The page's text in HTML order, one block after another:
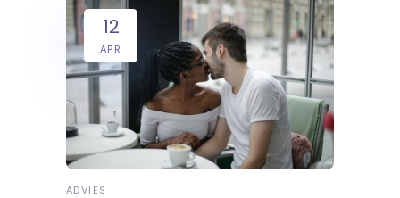
12
APR
ADVIES